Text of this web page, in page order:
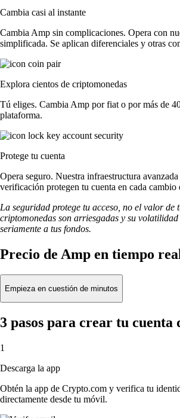
Cambia casi al instante
Cambia Amp sin complicaciones. Opera con
simplificada. Se aplican diferenciales y otras
Explora cientos de criptomonedas
Tú eliges. Cambia Amp por fiat o por más de
plataforma.
Protege tu cuenta
Opera seguro. Nuestra infraestructura
verificación protegen tu cuenta en cada cambio
La seguridad protege tu acceso, no el valor de
criptomonedas son arriesgadas y su
seriamente a tus fondos.
Precio de Amp en tiempo
Empieza en cuestión de minutos
3 pasos para crear tu cuenta
1
Descarga la app
Obtén la app de Crypto.com y verifica tu
directamente desde tu móvil.